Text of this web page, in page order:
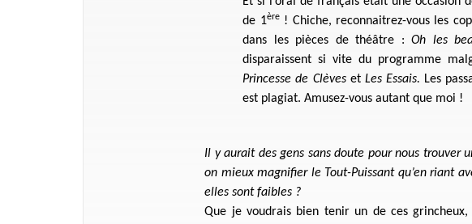
de 1ère! Chiche, reconnaitrez-vous les
dans les pièces de théâtre : Oh les
disparaissent si vite du programme
Princesse de Clèves etLes Essais. Les
est plagiat. Amusez-vous autant que moi !
Il y aurait des gens sans doute pour nous trouver
on mieux magnifier le Tout-Puissant qu’en riant
elles sont faibles ?
Que je voudrais bien tenir un de ces grincheux,